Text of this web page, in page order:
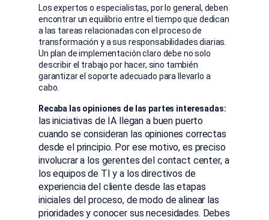
Los expertos o especialistas, por lo general, deben
encontrar un equilibrio entre el tiempo que dedican
a las tareas relacionadas con el proceso de
transformación y a sus responsabilidades diarias.
Un plan de implementación claro debe no solo
describir el trabajo por hacer, sino también
garantizar el soporte adecuado para llevarlo a
cabo.
Recaba las opiniones de las partes interesadas:
las iniciativas de IA llegan a buen puerto
cuando se consideran las opiniones correctas
desde el principio. Por ese motivo, es preciso
involucrar a los gerentes del contact center, a
los equipos de TI y a los directivos de
experiencia del cliente desde las etapas
iniciales del proceso, de modo de alinear las
prioridades y conocer sus necesidades. Debes